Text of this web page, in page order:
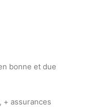
bonne et due
+ assurances